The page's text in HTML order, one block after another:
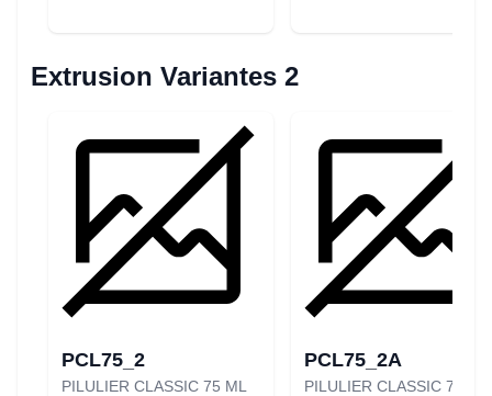
Extrusion Variantes 2
PCL75_2
PILULIER CLASSIC 75 ML
PCL75_2A
PILULIER CLASSIC 75 ML